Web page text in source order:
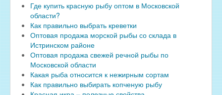
Где купить красную рыбу оптом в Московской
области?
Как правильно выбрать креветки
Оптовая продажа морской рыбы со склада в
Истринском районе
Оптовая продажа свежей речной рыбы по
Московской области
Какая рыба относится к нежирным сортам
Как правильно выбирать копченую рыбу